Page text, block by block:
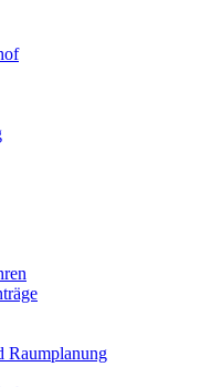
Raumplanung